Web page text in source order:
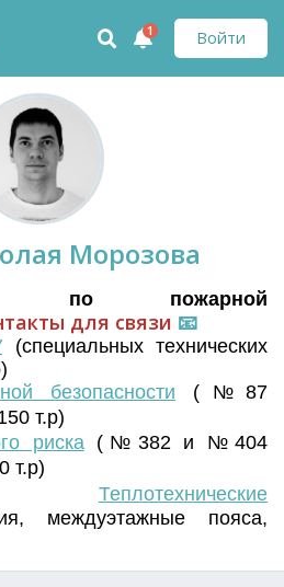
Войти
1
Морозова
по пожарной
для связи 📧
(специальных технических
безопасности (№87
т.р)
риска(№382 и №404
т.р)
Теплотехнические
, междуэтажные пояса,